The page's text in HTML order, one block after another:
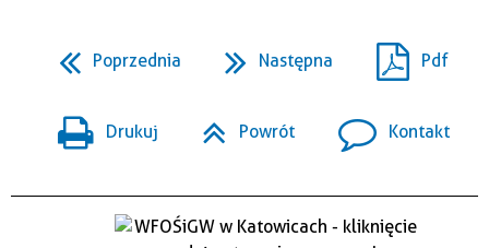
Poprzednia Następna Pdf
Drukuj Powrót Kontakt